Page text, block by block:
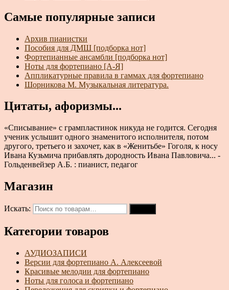
Самые популярные записи
Архив пианистки
Пособия для ДМШ [подборка нот]
Фортепианные ансамбли [подборка нот]
Ноты для фортепиано [А-Я]
Аппликатурные правила в гаммах для фортепиано
Шорникова М. Музыкальная литература.
Цитаты, афоризмы...
«Списывание» с грампластинок никуда не годится. Сегодня
ученик услышит одного знаменитого исполнителя, потом
другого, третьего и захочет, как в «Женитьбе» Гоголя, к носу
Ивана Кузьмича прибавлять дородность Ивана Павловича... -
Гольденвейзер А.Б. : пианист, педагог
Магазин
Искать:
Категории товаров
АУДИОЗАПИСИ
Версии для фортепиано А. Алексеевой
Красивые мелодии для фортепиано
Ноты для голоса и фортепиано